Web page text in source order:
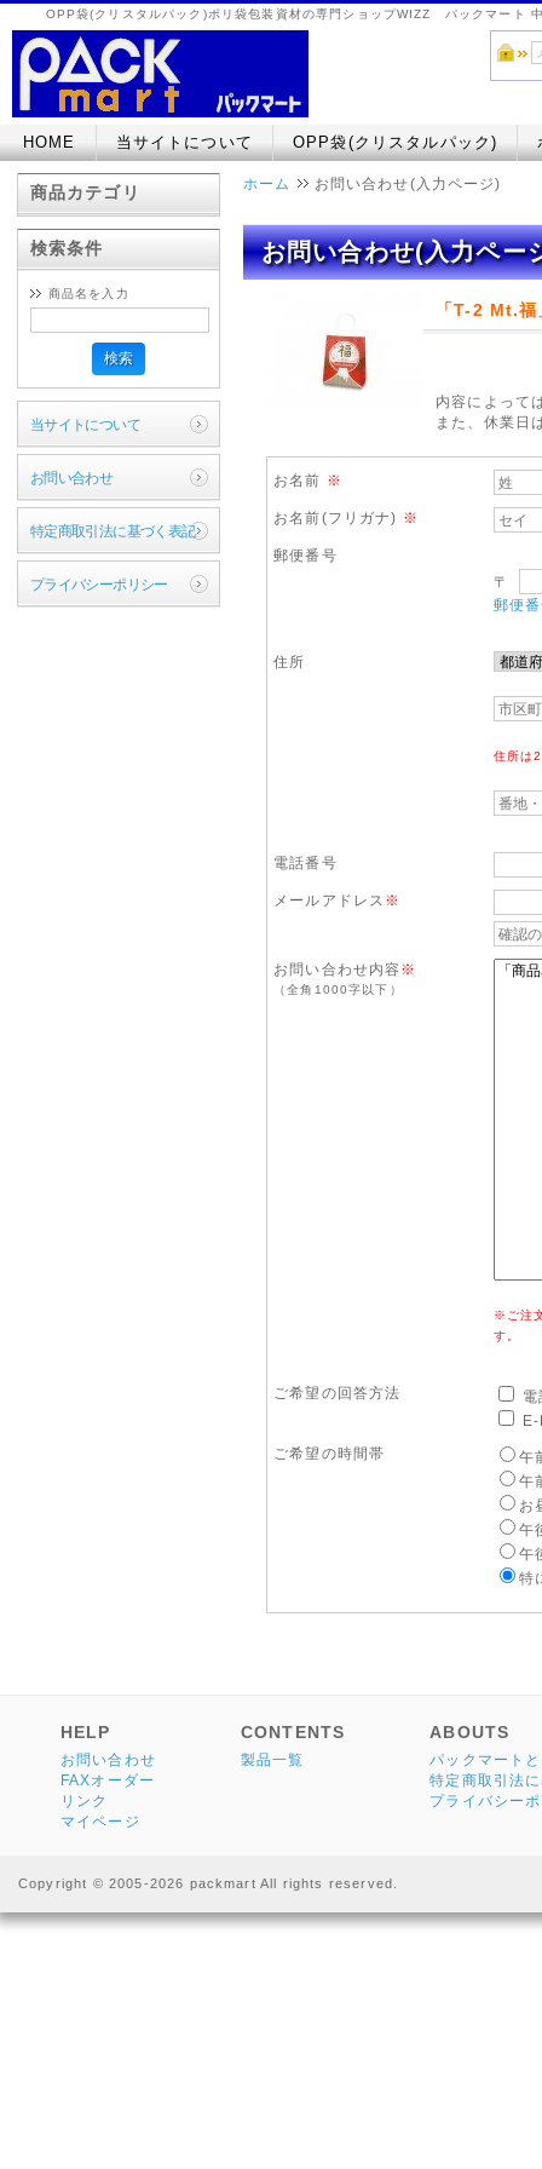
OPP袋(クリスタルパック)ポリ袋包装資材の専門ショップWIZZ パックマート
HOME 当サイトについて OPP袋(クリスタルパック)
商品カテゴリ
検索条件
商品名を入力
検索
当サイトについて
お問い合わせ
特定商取引法に基づく表記
プライバシーポリシー
ホーム お問い合わせ(入力ページ)
お問い合わせ(入力ペー
「T-2 Mt.
内容によって
また、休業日
お名前 ※
お名前(フリガナ) ※
郵便番号
〒
郵便
住所
住所は
電話番号
メールアドレス ※
お問い合わせ内容 ※
（全角1000字以下）
※ご注
す。
ご希望の回答方法
電
ご希望の時間帯
午
午
お
午
午
特
HELP
お問い合わせ
FAXオーダー
リンク
マイページ
CONTENTS
製品一覧
ABOUTS
パックマート
特定商取引法
プライバシー
Copyright © 2005-2026 packmart All rights reserved.